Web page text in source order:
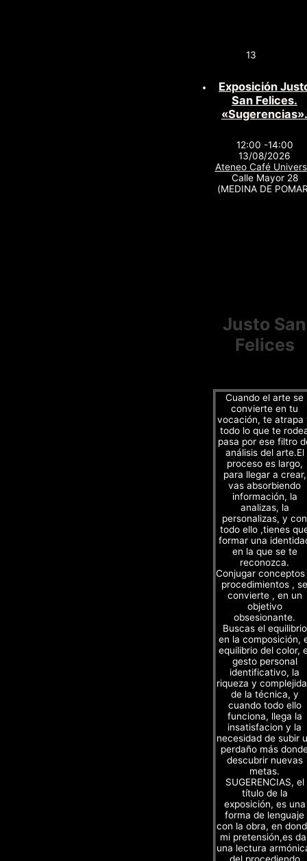
13
Exposición
San Felices.
«Sugerencias».
12:00 -14:00
13/08/2026
Ateneo Café
Calle Mayor 28
(MEDINA DE
Justo San
Felices
Cuando el arte se
convierte en tu
vocación, te atrapa
todo lo que te
pasa por ese filtro
análisis del arte.El
proceso es largo,
para llegar a crear,
vas absorbiendo
información, la
analizas, la
personalizas, y con
todo ello ,tienes
formar una
en la que se te
reconozca.
Conjugar
procedimientos , se
convierte , en un
objetivo
obsesionante.
Buscas el equilibrio
en la composición,
equilibrio del color,
gesto personal
identificativo, la
riqueza y
de la técnica, y
cuando todo ello
funciona, llega la
insatisfacion y la
necesidad de subir
perdaño más
descubrir nuevas
metas.
SUGERENCIAS, el
título de la
exposición, es una
forma de lenguaje
con la obra, en
mi pretensión,es
una lectura